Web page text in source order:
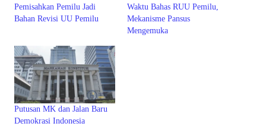
Pemisahkan Pemilu Jadi
Bahan Revisi UU Pemilu
Waktu Bahas RUU Pemilu,
Mekanisme Pansus
Mengemuka
Putusan MK dan Jalan Baru
Demokrasi Indonesia